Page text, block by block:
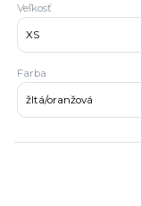
Veľkosť
Farba